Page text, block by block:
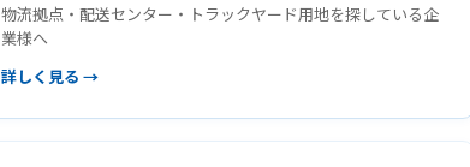
物流拠点・配送センター・トラックヤード用地を探している企
業様へ
詳しく見る →